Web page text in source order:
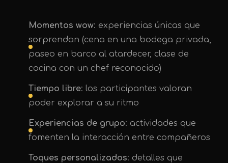
Momentos wow: experiencias únicas que
sorprendan (cena en una bodega privada,
paseo en barco al atardecer, clase de
cocina con un chef reconocido)
Tiempo libre: los participantes valoran
poder explorar a su ritmo
Experiencias de grupo: actividades que
fomenten la interacción entre compañeros
Toques personalizados: detalles que